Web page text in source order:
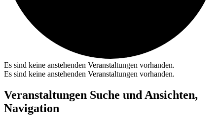
Es sind keine anstehenden Veranstaltungen vorhanden.
Es sind keine anstehenden Veranstaltungen vorhanden.
Veranstaltungen Suche und Ansichten,
Navigation